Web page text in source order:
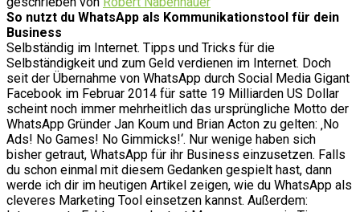
So nutzt du WhatsApp als Kommunikationstool für dein
Business
Selbständig im Internet. Tipps und Tricks für die
Selbständigkeit und zum Geld verdienen im Internet. Doch
seit der Übernahme von WhatsApp durch Social Media Gigant
Facebook im Februar 2014 für satte 19 Milliarden US Dollar
scheint noch immer mehrheitlich das ursprüngliche Motto der
WhatsApp Gründer Jan Koum und Brian Acton zu gelten: ‚No
Ads! No Games! No Gimmicks!‘. Nur wenige haben sich
bisher getraut, WhatsApp für ihr Business einzusetzen. Falls
du schon einmal mit diesem Gedanken gespielt hast, dann
werde ich dir im heutigen Artikel zeigen, wie du WhatsApp als
cleveres Marketing Tool einsetzen kannst. Außerdem: